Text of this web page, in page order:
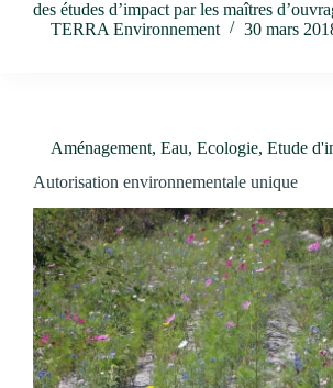
des études d’impact par les maîtres
TERRA Environnement
30 mars
Aménagement, Eau, Ecologie, Etude
Autorisation environnementale unique